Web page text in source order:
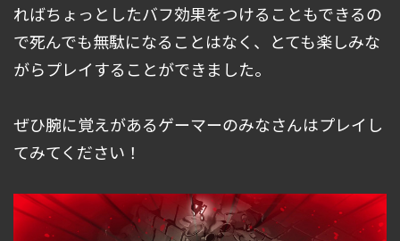
ればちょっとしたバフ効果をつけることもできるの
で死んでも無駄になることはなく、とても楽しみな
がらプレイすることができました。
ぜひ腕に覚えがあるゲーマーのみなさんはプレイし
てみてください！